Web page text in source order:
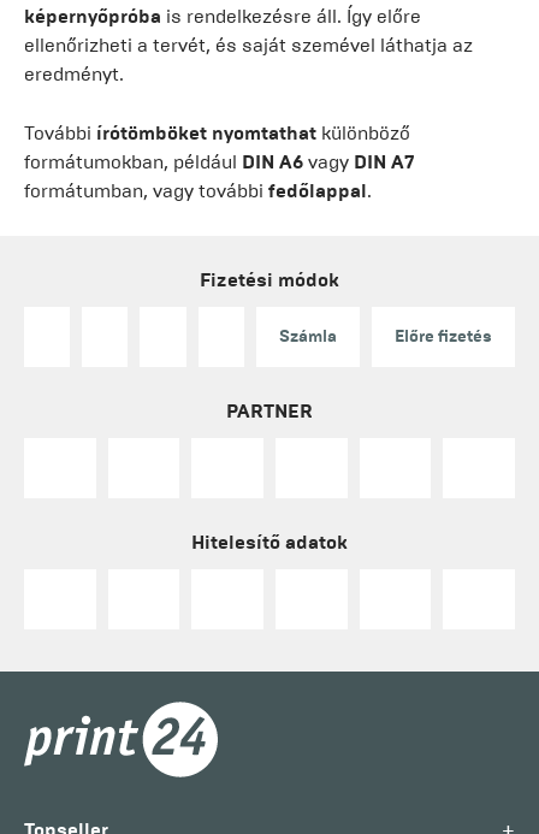
képernyőpróba is rendelkezésre áll. Így előre
ellenőrizheti a tervét, és saját szemével láthatja az
eredményt.
További írótömböket nyomtathat különböző
formátumokban, például DIN A6 vagy DIN A7
formátumban, vagy további fedőlappal.
Fizetési módok
Számla Előre fizetés
PARTNER
Hitelesítő adatok
Topseller